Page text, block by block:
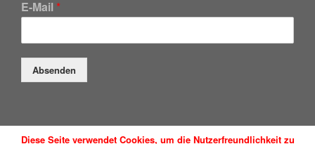
E-Mail *
Absenden
Düsseldorfer Anwaltsservice GmbH
Diese Seite verwendet Cookies, um die Nutzerfreundlichkeit zu